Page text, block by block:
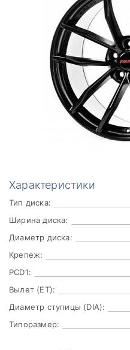
Характеристики
Тип диска:
Ширина диска:
Диаметр диска:
Крепеж:
PCD1:
Вылет (ET):
Диаметр ступицы (DIA):
Типоразмер: